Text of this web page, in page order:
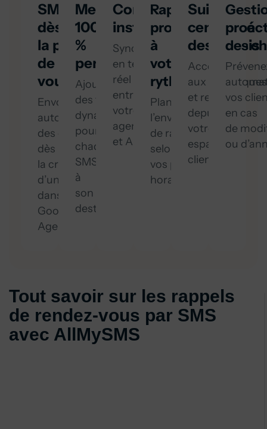
SMS
dès
la prise
de rendez-
vous
Envoyez
automatiquement
des confirmations
dès
la création
d’un événement
dans
Google
Agenda.
Messages
100
%
personnalisés
Ajoutez
des tags
dynamiques
pour adapter
chaque
SMS
à
son
destinataire.
Connexion
instantanée
Synchronisation
en temps
réel
entre
votre
agenda
et AllMySMS.
Rappels
programmés
à
votre
rythme
Planifiez
l’envoi
de rappels
selon
vos préférences
horaires.
Suivi
centralisé
des envois
Accédez
aux statistiques
et retours
depuis
votre
espace
client.
des
vos
en cas
de
ou
Tout savoir sur les rappels
de rendez-vous par SMS
avec AllMySMS